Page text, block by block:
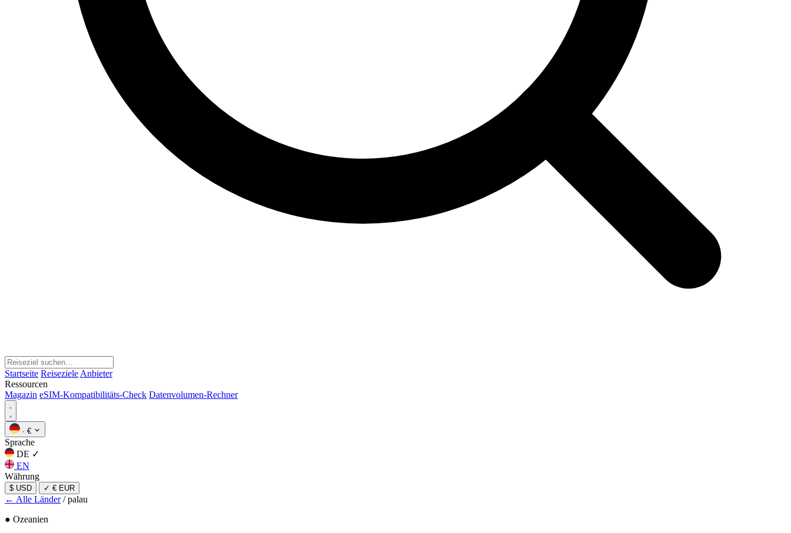
Startseite Reiseziele Anbieter
Ressourcen
Magazin eSIM-Kompatibilitäts-Check Datenvolumen-Rechner
· €
Sprache
DE ✓
EN
Währung
$ USD ✓ € EUR
← Alle Länder / palau
● Ozeanien